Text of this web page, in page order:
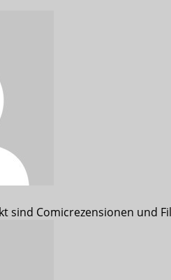
sind Comicrezensionen und